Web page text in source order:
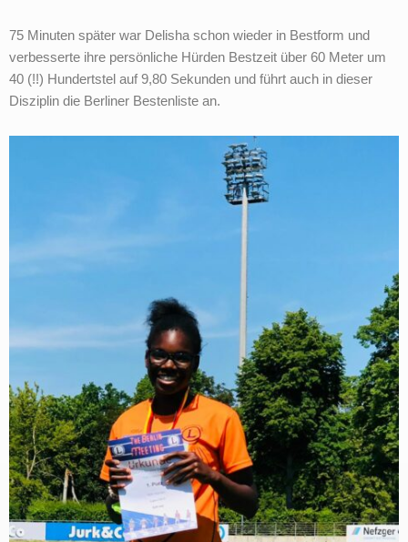
75 Minuten später war Delisha schon wieder in Bestform und
verbesserte ihre persönliche Hürden Bestzeit über 60 Meter um
40 (!!) Hundertstel auf 9,80 Sekunden und führt auch in dieser
Disziplin die Berliner Bestenliste an.